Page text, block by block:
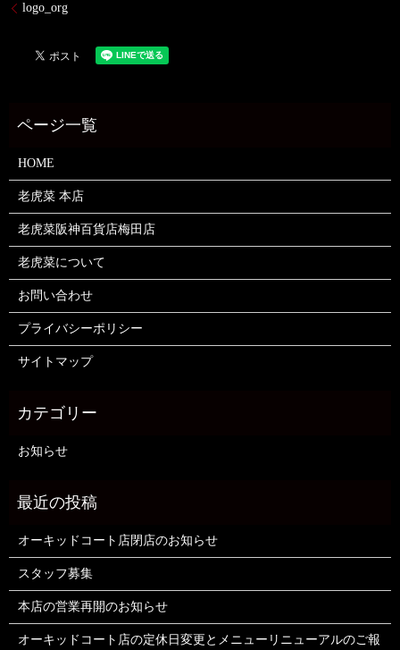
logo_org
HOME
老虎菜 本店
老虎菜阪神百貨店梅田店
老虎菜について
お問い合わせ
プライバシーポリシー
サイトマップ
お知らせ
オーキッドコート店閉店のお知らせ
スタッフ募集
本店の営業再開のお知らせ
オーキッドコート店の定休日変更とメニューリニューアルのご報